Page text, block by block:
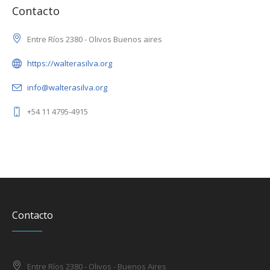
Contacto
Entre Ríos 2380 - Olivos Buenos aires
https://walterasilva.org
info@walterasilva.org
+54 11 4795-4915
Contacto
Entre Ríos 2380 - Olivos - Buenos Aires